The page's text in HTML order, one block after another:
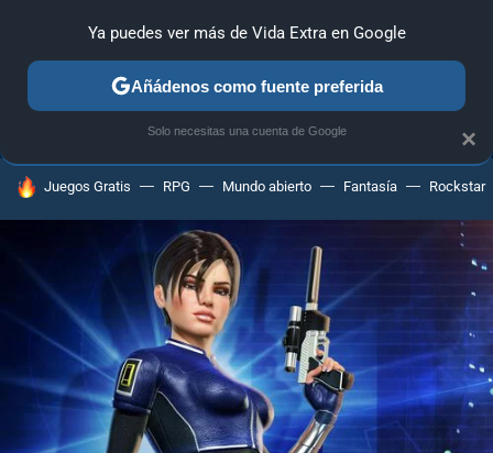
ANÁLISIS GUÍAS Y TRUCOS PC SONY NINTENDO
HOY SE HABLA DE
Juegos Gratis RPG Mundo abierto Fantasía Rockstar
×
Ya puedes ver más de Vida Extra en Google
Añádenos como fuente preferida
Solo necesitas una cuenta de Google